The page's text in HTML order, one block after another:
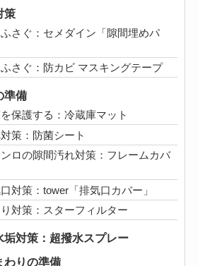
策
さぐ：セメダイン「隙間埋めパ
さぐ：防カビ マスキングテープ
準備
保護する：冷蔵庫マット
策：防菌シート
ロの隙間汚れ対策：フレームカバ
対策：tower「排気口カバー」
対策：スターフィルター
垢対策：超撥水スプレー
わりの準備